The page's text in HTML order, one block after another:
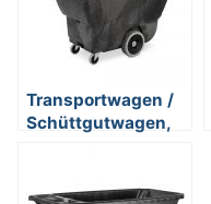
Transportwagen /
Schüttgutwagen,
, Tragkraft 950 kg